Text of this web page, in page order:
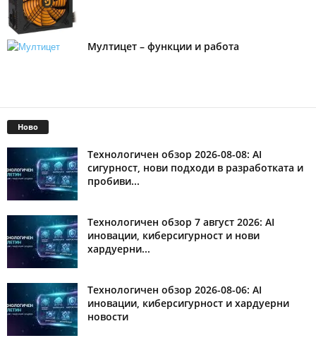
Мултицет – функции и работа
Ново
Технологичен обзор 2026-08-08: AI
сигурност, нови подходи в разработката и
пробиви...
Технологичен обзор 7 август 2026: AI
иновации, киберсигурност и нови
хардуерни...
Технологичен обзор 2026-08-06: AI
иновации, киберсигурност и хардуерни
новости